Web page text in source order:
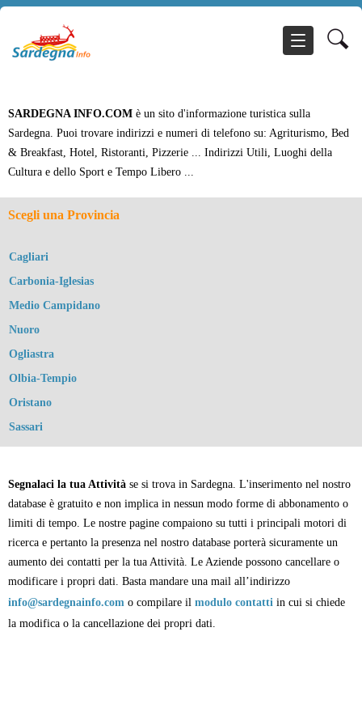
SARDEGNA INFO.COM è un sito d'informazione turistica sulla
Sardegna. Puoi trovare indirizzi e numeri di telefono su: Agriturismo, Bed
& Breakfast, Hotel, Ristoranti, Pizzerie ... Indirizzi Utili, Luoghi della
Cultura e dello Sport e Tempo Libero ...
Scegli una Provincia
Cagliari
Carbonia-Iglesias
Medio Campidano
Nuoro
Ogliastra
Olbia-Tempio
Oristano
Sassari
Segnalaci la tua Attività se si trova in Sardegna. L'inserimento nel nostro
database è gratuito e non implica in nessun modo forme di abbonamento o
limiti di tempo. Le nostre pagine compaiono su tutti i principali motori di
ricerca e pertanto la presenza nel nostro database porterà sicuramente un
aumento dei contatti per la tua Attività. Le Aziende possono cancellare o
modificare i propri dati. Basta mandare una mail all’indirizzo
info@sardegnainfo.com o compilare il modulo contatti in cui si chiede
la modifica o la cancellazione dei propri dati.